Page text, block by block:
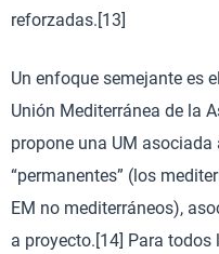
reforzadas.[13]
Un enfoque semejante es
Unión Mediterránea de la
propone una UM
“permanentes” (los
EM no mediterráneos),
a proyecto.[14] Para